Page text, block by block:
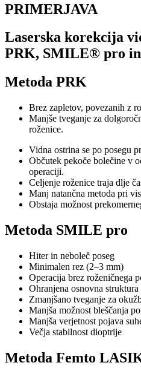
PRIMERJAVA
Laserska korekcija
PRK, SMILE® pro
Metoda PRK
Brez zapletov, povezanih z
Manjše tveganje za
roženice.
Vidna ostrina se po posegu
Občutek pekoče bolečine v
operaciji.
Celjenje roženice traja dlje
Manj natančna metoda pri
Obstaja možnost
Metoda SMILE pro
Hiter in neboleč poseg
Minimalen rez (2–3 mm)
Operacija brez roženičnega
Ohranjena osnovna struktura
Zmanjšano tveganje za
Manjša možnost bleščanja
Manjša verjetnost pojava
Večja stabilnost dioptrije
Metoda Femto